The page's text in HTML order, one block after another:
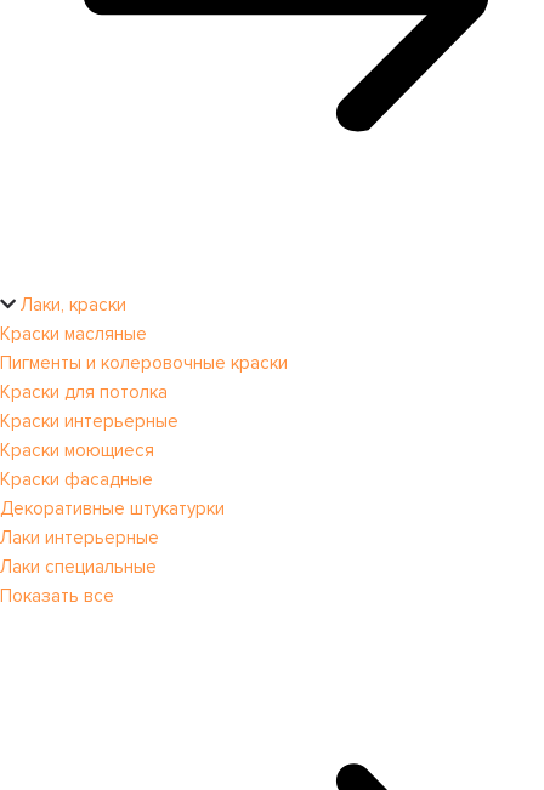
Лаки, краски
Краски масляные
Пигменты и колеровочные краски
Краски для потолка
Краски интерьерные
Краски моющиеся
Краски фасадные
Декоративные штукатурки
Лаки интерьерные
Лаки специальные
Показать все